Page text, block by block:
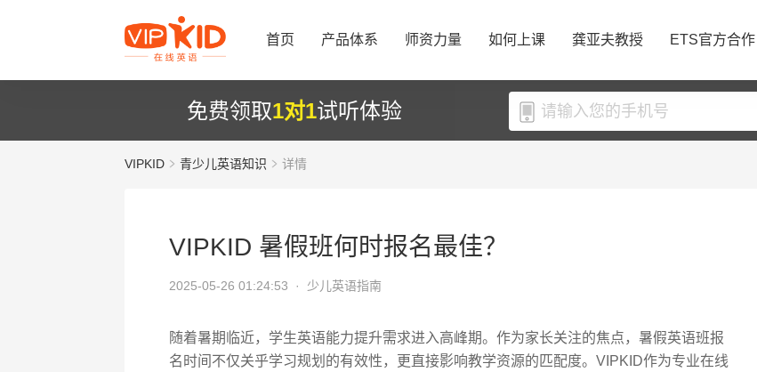
首页 产品体系 师资力量 如何上课 龚亚夫教授 ETS官方合作
免费领取1对1试听体验
VIPKID 青少儿英语知识 详情
VIPKID 暑假班何时报名最佳？
2025-05-26 01:24:53 · 少儿英语指南
随着暑期临近，学生英语能力提升需求进入高峰期。作为家长关注的焦点，暑假英语班报
名时间不仅关乎学习规划的有效性，更直接影响教学资源的匹配度。VIPKID作为专业在线